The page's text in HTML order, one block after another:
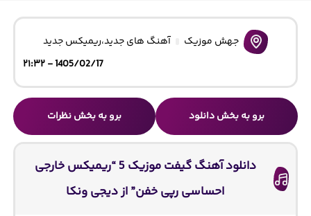
جهش موزیک آهنگ های جدید،ریمیکس جدید
1405/02/17 - ۲۱:۳۲
برو به بخش دانلود برو به بخش نظرات
دانلود آهنگ گیفت موزیک 5 “ریمیکس خارجی
احساسی رپی خفن” از دیجی ونکا